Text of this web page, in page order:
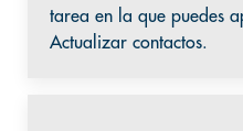
tarea en la que puedes
Actualizar contactos.